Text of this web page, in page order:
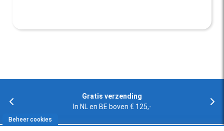
Gratis verzending
In NL en BE boven € 125,-
Beheer cookies